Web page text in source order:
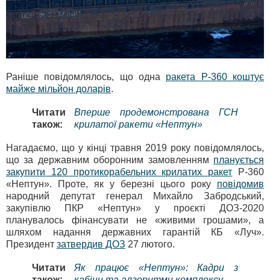
Раніше повідомлялось, що одна ракета Р-360 коштує
майже мільйон доларів.
Читати
також:
Вперше продемонстрована ГСН
крилатої ракети «Нептун»
Нагадаємо, що у кінці травня 2019 року повідомлялось,
що за державним оборонним замовленням планується
закупити 120 протикорабельних крилатих ракет Р-360
«Нептун». Проте, як у березні цього року повідомив
народний депутат генерал Михайло Забродський,
закупівлю ПКР «Нептун» у проєкті ДОЗ-2020
планувалось фінансувати не «живими грошами», а
шляхом надання державних гарантій КБ «Луч».
Президент затвердив ДОЗ 27 лютого.
Читати
Як працює «Нептун»: Кадри з